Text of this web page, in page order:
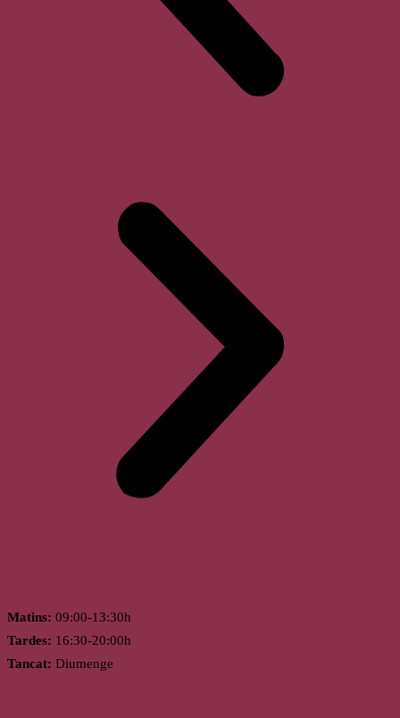
Matins: 09:00-13:30h
Tardes: 16:30-20:00h
Tancat: Diumenge